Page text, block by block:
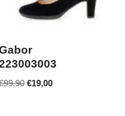
99,90 €19,00